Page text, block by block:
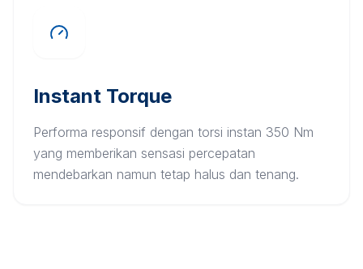
Instant Torque
Performa responsif dengan torsi instan 350 Nm
yang memberikan sensasi percepatan
mendebarkan namun tetap halus dan tenang.